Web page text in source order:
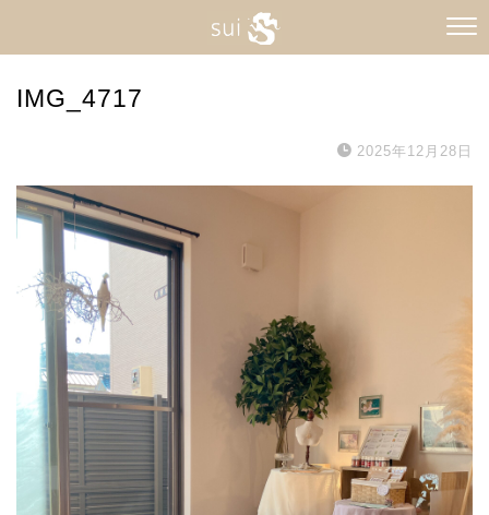
IMG_4717
2025年12月28日